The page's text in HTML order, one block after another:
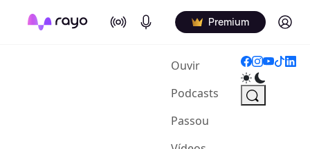
On Air Podcasts Premium Log in
Ouvir(current)
Podcasts
Passou